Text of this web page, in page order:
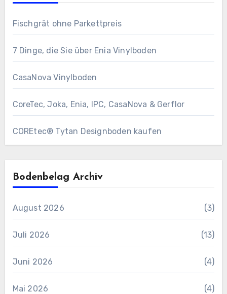
Fischgrät ohne Parkettpreis
7 Dinge, die Sie über Enia Vinylboden
CasaNova Vinylboden
CoreTec, Joka, Enia, IPC, CasaNova & Gerflor
COREtec® Tytan Designboden kaufen
Bodenbelag Archiv
August 2026 (3)
Juli 2026 (13)
Juni 2026 (4)
Mai 2026 (4)